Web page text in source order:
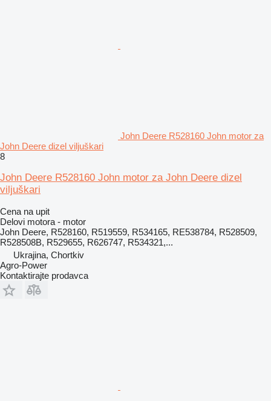
John Deere R528160 John motor za
John Deere dizel viljuškari
8
John Deere R528160 John motor za John Deere dizel
viljuškari
Cena na upit
Delovi motora - motor
John Deere, R528160, R519559, R534165, RE538784, R528509,
R528508B, R529655, R626747, R534321,...
Ukrajina, Chortkiv
Agro-Power
Kontaktirajte prodavca